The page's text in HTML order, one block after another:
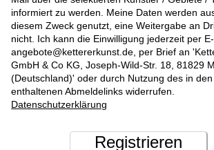
informiert zu werden. Meine Daten werden
diesem Zweck genutzt, eine Weitergabe an
nicht. Ich kann die Einwilligung jederzeit per
angebote@kettererkunst.de, per Brief an
GmbH & Co KG, Joseph-Wild-Str. 18, 81829
(Deutschland)' oder durch Nutzung des in
enthaltenen Abmeldelinks widerrufen.
Datenschutzerklärung
Registrieren